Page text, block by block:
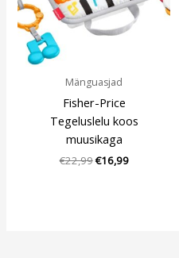
Mänguasjad
Fisher-Price
Tegeluslelu koos
muusikaga
€22,99€16,99